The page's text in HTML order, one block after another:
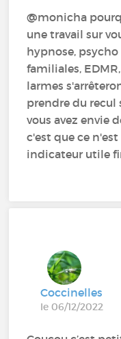
@monicha
une travail sur
hypnose,
familiales,
larmes
prendre du recul
vous avez envie
c'est que ce
indicateur utile
Coccinelles
le 06/12/2022